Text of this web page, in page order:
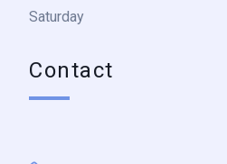
Saturday
Contact